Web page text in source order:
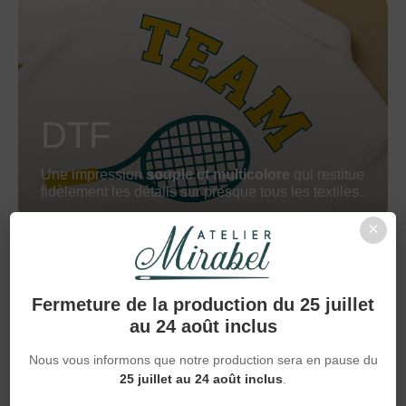
×
Fermeture de la production du 25 juillet
au 24 août inclus
Nous vous informons que notre production sera en pause du
25 juillet au 24 août inclus.
DTF
Une impressionsouple et multicolore qui restitue
fidèlement les détails sur presque tous les textiles.